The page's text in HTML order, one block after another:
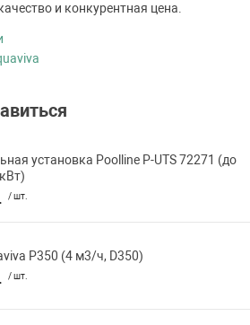
и конкурентная цена.
установка Poolline P-UTS 72271 (до
/ шт.
P350 (4 м3/ч, D350)
/ шт.